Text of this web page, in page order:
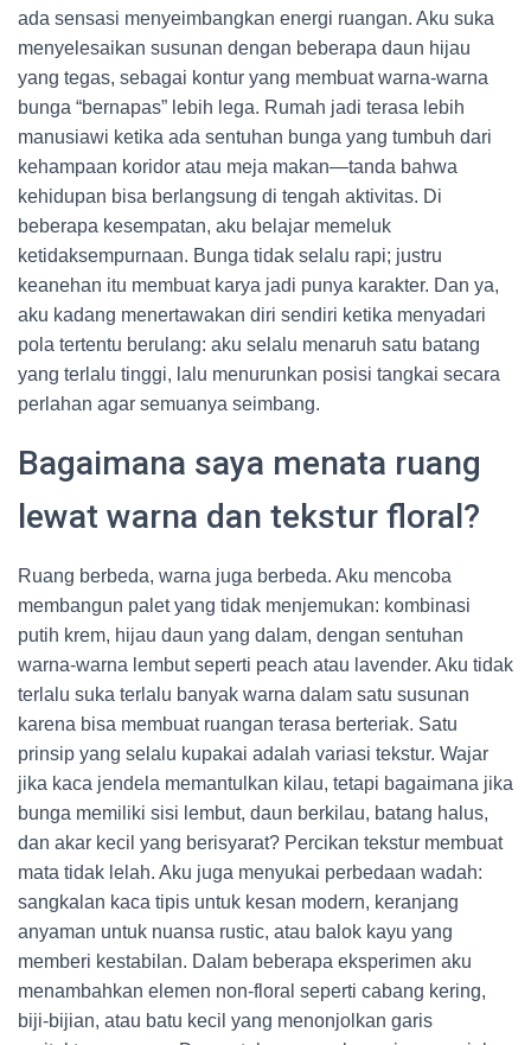
ada sensasi menyeimbangkan energi ruangan. Aku suka
menyelesaikan susunan dengan beberapa daun hijau
yang tegas, sebagai kontur yang membuat warna-warna
bunga “bernapas” lebih lega. Rumah jadi terasa lebih
manusiawi ketika ada sentuhan bunga yang tumbuh dari
kehampaan koridor atau meja makan—tanda bahwa
kehidupan bisa berlangsung di tengah aktivitas. Di
beberapa kesempatan, aku belajar memeluk
ketidaksempurnaan. Bunga tidak selalu rapi; justru
keanehan itu membuat karya jadi punya karakter. Dan ya,
aku kadang menertawakan diri sendiri ketika menyadari
pola tertentu berulang: aku selalu menaruh satu batang
yang terlalu tinggi, lalu menurunkan posisi tangkai secara
perlahan agar semuanya seimbang.
Bagaimana saya menata ruang
lewat warna dan tekstur floral?
Ruang berbeda, warna juga berbeda. Aku mencoba
membangun palet yang tidak menjemukan: kombinasi
putih krem, hijau daun yang dalam, dengan sentuhan
warna-warna lembut seperti peach atau lavender. Aku tidak
terlalu suka terlalu banyak warna dalam satu susunan
karena bisa membuat ruangan terasa berteriak. Satu
prinsip yang selalu kupakai adalah variasi tekstur. Wajar
jika kaca jendela memantulkan kilau, tetapi bagaimana jika
bunga memiliki sisi lembut, daun berkilau, batang halus,
dan akar kecil yang berisyarat? Percikan tekstur membuat
mata tidak lelah. Aku juga menyukai perbedaan wadah:
sangkalan kaca tipis untuk kesan modern, keranjang
anyaman untuk nuansa rustic, atau balok kayu yang
memberi kestabilan. Dalam beberapa eksperimen aku
menambahkan elemen non-floral seperti cabang kering,
biji-bijian, atau batu kecil yang menonjolkan garis